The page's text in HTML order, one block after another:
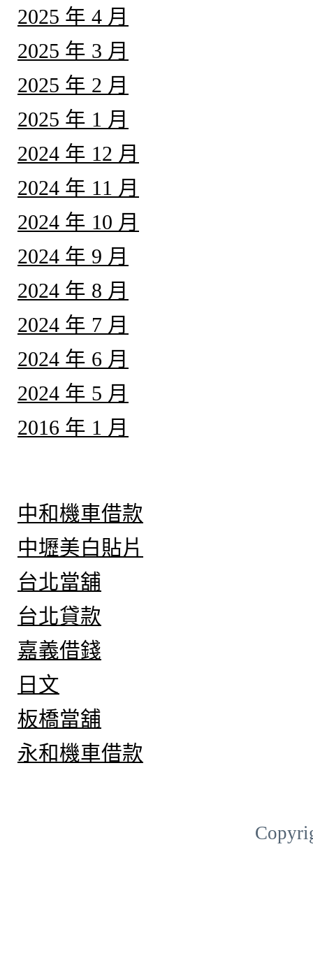
2025 年 4 月
2025 年 3 月
2025 年 2 月
2025 年 1 月
2024 年 12 月
2024 年 11 月
2024 年 10 月
2024 年 9 月
2024 年 8 月
2024 年 7 月
2024 年 6 月
2024 年 5 月
2016 年 1 月
中和機車借款
中壢美白貼片
台北當舖
台北貸款
嘉義借錢
日文
板橋當舖
永和機車借款